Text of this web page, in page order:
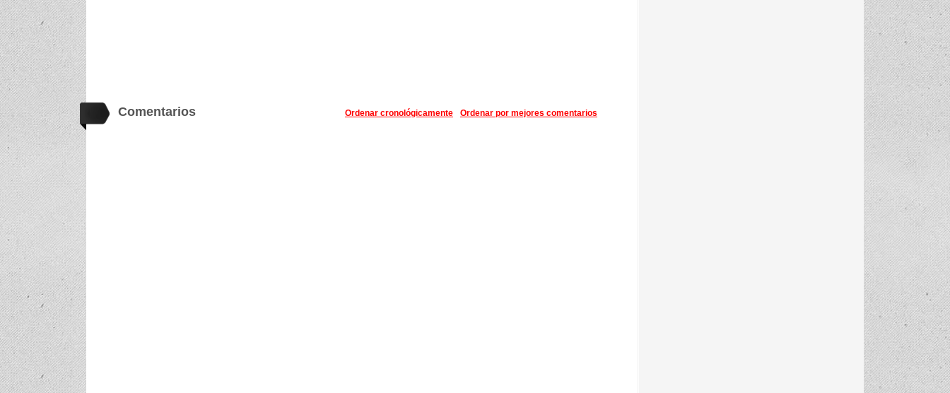
Comentarios Ordenar por mejores comentarios
Ordenar cronológicamente